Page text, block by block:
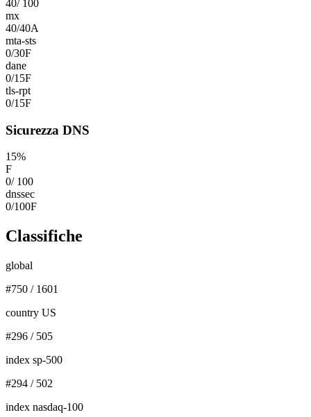
40/ 100
mx
40/40A
mta-sts
0/30F
dane
0/15F
tls-rpt
0/15F
Sicurezza DNS
15%
F
0/ 100
dnssec
0/100F
Classifiche
global
#750 / 1601
country US
#296 / 505
index sp-500
#294 / 502
index nasdaq-100